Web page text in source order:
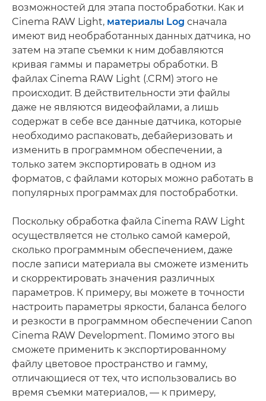
возможностей для этапа постобработки. Как и
Cinema RAW Light, материалы Log сначала
имеют вид необработанных данных датчика, но
затем на этапе съемки к ним добавляются
кривая гаммы и параметры обработки. В
файлах Cinema RAW Light (.CRM) этого не
происходит. В действительности эти файлы
даже не являются видеофайлами, а лишь
содержат в себе все данные датчика, которые
необходимо распаковать, дебайеризовать и
изменить в программном обеспечении, а
только затем экспортировать в одном из
форматов, с файлами которых можно работать в
популярных программах для постобработки.
Поскольку обработка файла Cinema RAW Light
осуществляется не столько самой камерой,
сколько программным обеспечением, даже
после записи материала вы сможете изменить
и скорректировать значения различных
параметров. К примеру, вы можете в точности
настроить параметры яркости, баланса белого
и резкости в программном обеспечении Canon
Cinema RAW Development. Помимо этого вы
сможете применить к экспортированному
файлу цветовое пространство и гамму,
отличающиеся от тех, что использовались во
время съемки материалов, — к примеру,